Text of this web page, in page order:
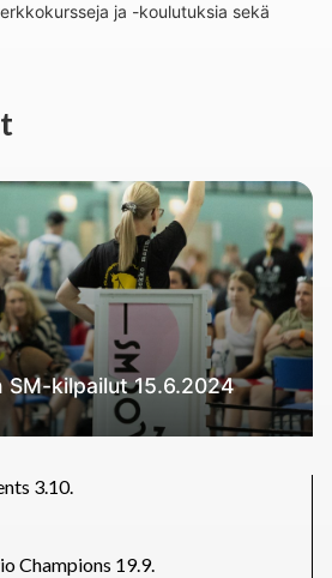
ja -koulutuksia sekä
SM-kilpailut 15.6.2024
3.10.
Champions 19.9.